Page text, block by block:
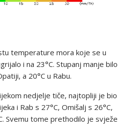
temperature mora koje se u
i na 23°C. Stupanj manje bilo
a 20°C u Rabu.
nedjelje tiče, najtopliji je bio
i Rab s 27°C, Omišalj s 26°C,
Svemu tome prethodilo je svježe